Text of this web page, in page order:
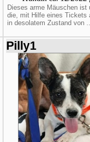
Dieses arme Mäuschen ist
die, mit Hilfe eines Tickets
in desolatem Zustand von
Pilly1